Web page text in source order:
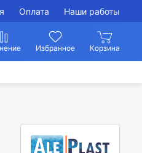
Оплата Наши работы